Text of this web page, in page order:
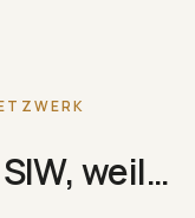
weil…